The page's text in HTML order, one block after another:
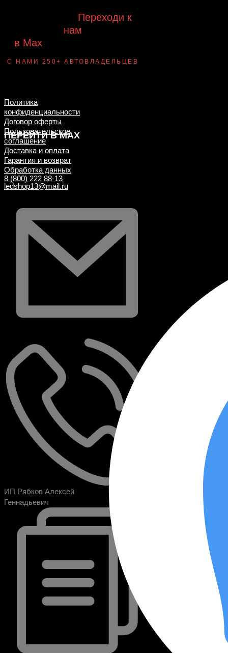
Переходи к
нам
в Max
С НАМИ 250+ АВТОВЛАДЕЛЬЦЕВ
ПЕРЕЙТИ В MAX
Политика
конфиденциальности
Договор оферты
Пользовательское
соглашение
Доставка и оплата
Гарантия и возврат
Обработка данных
8 (800) 222 88-13
ledshop13@mail.ru
ИП Рябков Алексей
Геннадьевич